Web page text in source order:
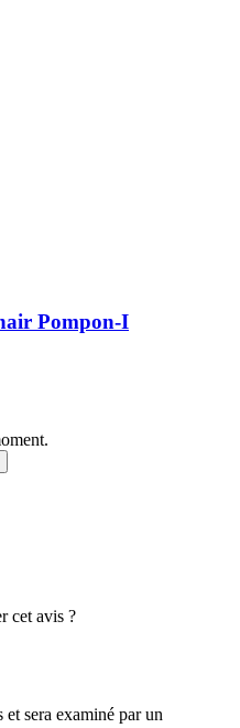
Pompon-I
cet avis ?
sera examiné par un